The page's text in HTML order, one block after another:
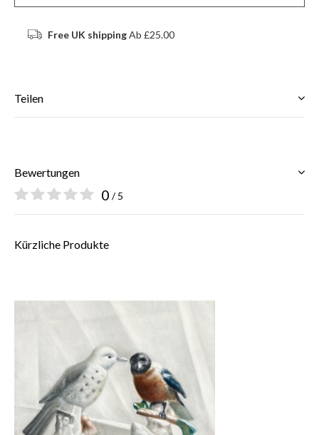
Free UK shippingAb £25.00
Teilen
Bewertungen
0 / 5
Kürzliche Produkte